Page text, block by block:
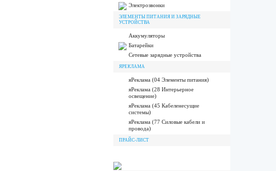
Электрозвонки
ЭЛЕМЕНТЫ ПИТАНИЯ И ЗАРЯДНЫЕ
УСТРОЙСТВА
Аккумуляторы
Батарейки
Сетевые зарядные устройства
ЯРЕКЛАМА
яРеклама (04 Элементы питания)
яРеклама (28 Интерьерное
освещение)
яРеклама (45 Кабеленесущие
системы)
яРеклама (77 Силовые кабели и
провода)
ПРАЙС-ЛИСТ